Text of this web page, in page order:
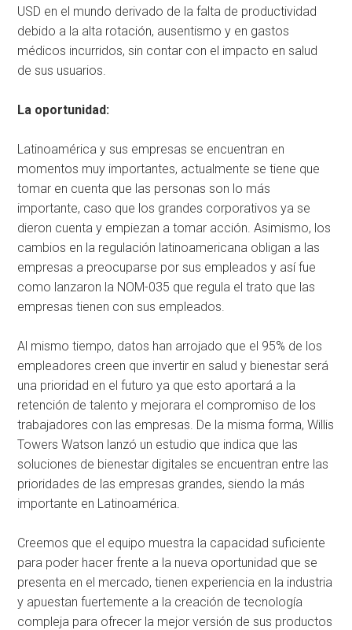
USD en el mundo derivado de la falta de productividad
debido a la alta rotación, ausentismo y en gastos
médicos incurridos, sin contar con el impacto en salud
de sus usuarios.
La oportunidad:
Latinoamérica y sus empresas se encuentran en
momentos muy importantes, actualmente se tiene que
tomar en cuenta que las personas son lo más
importante, caso que los grandes corporativos ya se
dieron cuenta y empiezan a tomar acción. Asimismo, los
cambios en la regulación latinoamericana obligan a las
empresas a preocuparse por sus empleados y así fue
como lanzaron la NOM-035 que regula el trato que las
empresas tienen con sus empleados.
Al mismo tiempo, datos han arrojado que el 95% de los
empleadores creen que invertir en salud y bienestar será
una prioridad en el futuro ya que esto aportará a la
retención de talento y mejorara el compromiso de los
trabajadores con las empresas. De la misma forma, Willis
Towers Watson lanzó un estudio que indica que las
soluciones de bienestar digitales se encuentran entre las
prioridades de las empresas grandes, siendo la más
importante en Latinoamérica.
Creemos que el equipo muestra la capacidad suficiente
para poder hacer frente a la nueva oportunidad que se
presenta en el mercado, tienen experiencia en la industria
y apuestan fuertemente a la creación de tecnología
compleja para ofrecer la mejor versión de sus productos